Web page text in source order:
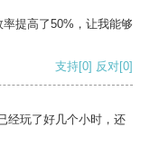
提高了50%，让我能够
支持[0] 反对[0]
经玩了好几个小时，还